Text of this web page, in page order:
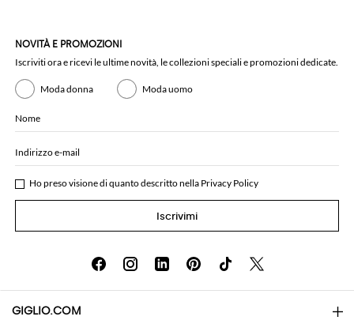
NOVITÀ E PROMOZIONI
Iscriviti ora e ricevi le ultime novità, le collezioni speciali e promozioni dedicate.
Moda donna Moda uomo
Nome
Indirizzo e-mail
Ho preso visione di quanto descritto nella Privacy Policy
Iscrivimi
GIGLIO.COM